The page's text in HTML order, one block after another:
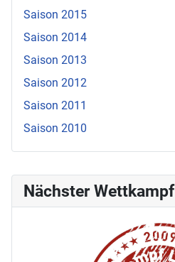
Nächster Wettkampf
Saison 2015
Saison 2014
Saison 2013
Saison 2012
Saison 2011
Saison 2010